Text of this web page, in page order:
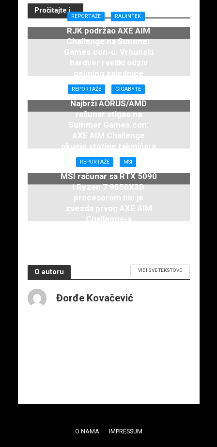
Pročitajte i...
REPORTAŽE RAIJINTEK
RJK podržao AXE AIM
Challenge na Summer
Games.con-u: Vrhunski
hardver i veliki odziv
gejming zajednice
7. juna 2026.
REPORTAŽE GIGABYTE
Najbrži AORUS/AMD
računar stigao na
Summer Games.con:
AXE AIM Challenge
okupio stotine takmičara
7. juna 2026.
REPORTAŽE MSI
MSI računar sa RTX 5090
i Ryzen 7 9850X3D
procesorom bio je
zvezda prvog AXE AIM
Challenge-a
O autoru VIDI SVE TEKSTOVE
Đorđe Kovačević
O NAMA IMPRESSUM